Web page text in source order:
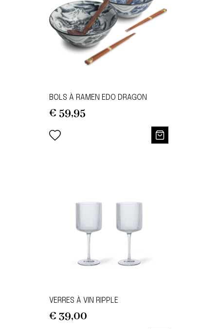
BOLS À RAMEN EDO DRAGON
€ 59,95
VERRES À VIN RIPPLE
€ 39,00